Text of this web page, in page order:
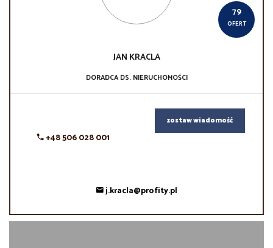
79
OFERT
JAN KRACLA
DORADCA DS. NIERUCHOMOŚCI
+48 506 028 001
zostaw wiadomość
j.kracla@profity.pl